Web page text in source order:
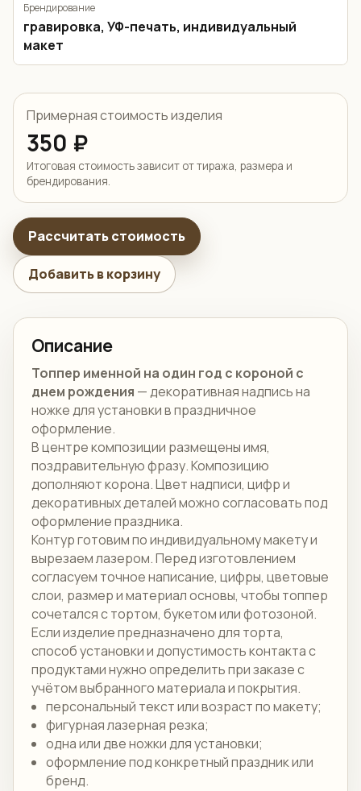
Брендирование
гравировка, УФ-печать, индивидуальный
макет
Примерная стоимость изделия
350 ₽
Итоговая стоимость зависит от тиража, размера и
брендирования.
Рассчитать стоимость
Добавить в корзину
Описание
Топпер именной на один год с короной с
днем рождения — декоративная надпись на
ножке для установки в праздничное
оформление.
В центре композиции размещены имя,
поздравительную фразу. Композицию
дополняют корона. Цвет надписи, цифр и
декоративных деталей можно согласовать под
оформление праздника.
Контур готовим по индивидуальному макету и
вырезаем лазером. Перед изготовлением
согласуем точное написание, цифры, цветовые
слои, размер и материал основы, чтобы топпер
сочетался с тортом, букетом или фотозоной.
Если изделие предназначено для торта,
способ установки и допустимость контакта с
продуктами нужно определить при заказе с
учётом выбранного материала и покрытия.
персональный текст или возраст по макету;
фигурная лазерная резка;
одна или две ножки для установки;
оформление под конкретный праздник или
бренд.